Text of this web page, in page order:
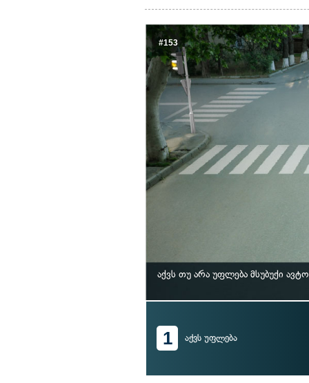
#153
აქვს თუ არა უფლება მსუბუქი
1 აქვს უფლება